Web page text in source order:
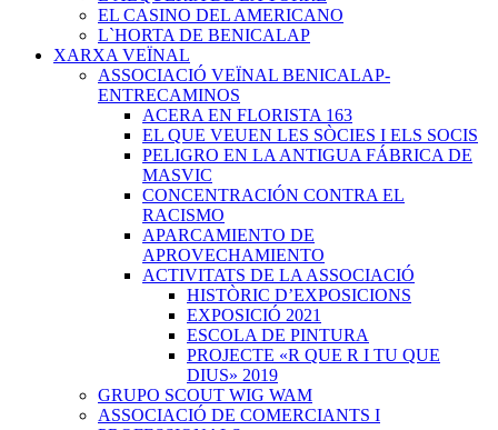
EL CASINO DEL AMERICANO
L`HORTA DE BENICALAP
XARXA VEÏNAL
ASSOCIACIÓ VEÏNAL BENICALAP-
ENTRECAMINOS
ACERA EN FLORISTA 163
EL QUE VEUEN LES SÒCIES I ELS SOCIS
PELIGRO EN LA ANTIGUA FÁBRICA DE
MASVIC
CONCENTRACIÓN CONTRA EL
RACISMO
APARCAMIENTO DE
APROVECHAMIENTO
ACTIVITATS DE LA ASSOCIACIÓ
HISTÒRIC D’EXPOSICIONS
EXPOSICIÓ 2021
ESCOLA DE PINTURA
PROJECTE «R QUE R I TU QUE
DIUS» 2019
GRUPO SCOUT WIG WAM
ASSOCIACIÓ DE COMERCIANTS I